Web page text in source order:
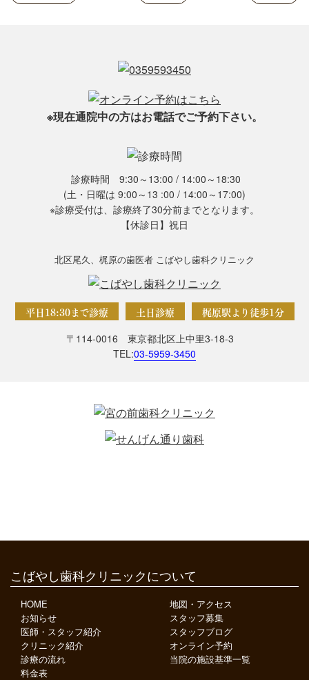
※現在通院中の方はお電話でご予約下さい。
診療時間 9:30～13:00 / 14:00～18:30
(土・日曜は 9:00～13 :00 / 14:00～17:00)
※診療受付は、診療終了30分前までとなります。
【休診日】祝日
北区尾久、梶原の歯医者 こばやし歯科クリニック
平日18:30まで診療 土日診療 梶原駅より徒歩1分
〒114-0016 東京都北区上中里3-18-3
TEL:03-5959-3450
こばやし歯科クリニックについて
HOME
お知らせ
医師・スタッフ紹介
クリニック紹介
診療の流れ
料金表
地図・アクセス
スタッフ募集
スタッフブログ
オンライン予約
当院の施設基準一覧